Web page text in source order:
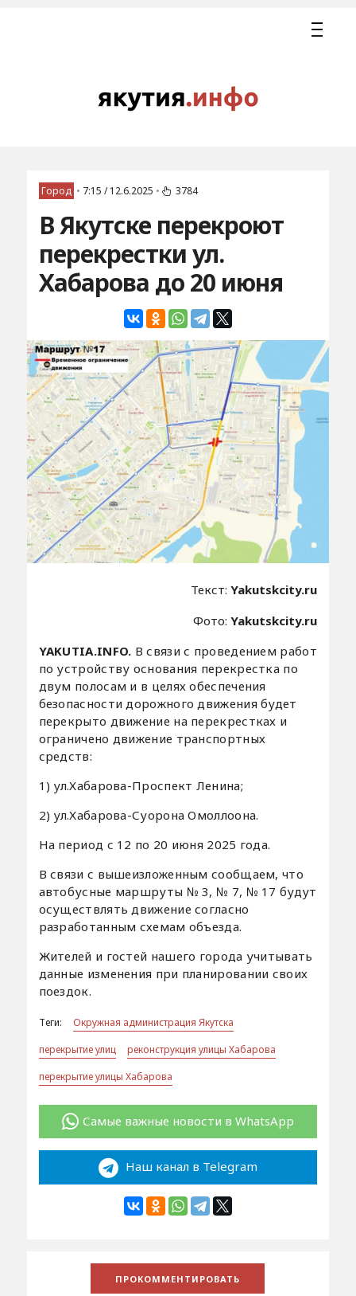
Город • 7:15 / 12.6.2025 • 3784
В Якутске перекроют
перекрестки ул.
Хабарова до 20 июня
Текст:Yakutskcity.ru
Фото:Yakutskcity.ru
YAKUTIA.INFO. В связи с проведением работ
по устройству основания перекрестка по
двум полосам и в целях обеспечения
безопасности дорожного движения будет
перекрыто движение на перекрестках и
ограничено движение транспортных
средств:
1) ул.Хабарова-Проспект Ленина;
2) ул.Хабарова-Суорона Омоллоона.
На период с 12 по 20 июня 2025 года.
В связи с вышеизложенным сообщаем, что
автобусные маршруты № 3, № 7, № 17 будут
осуществлять движение согласно
разработанным схемам объезда.
Жителей и гостей нашего города учитывать
данные изменения при планировании своих
поездок.
Теги:
Окружная администрация Якутска
перекрытие улиц
реконструкция улицы Хабарова
перекрытие улицы Хабарова
Самые важные новости в WhatsApp
Наш канал в Telegram